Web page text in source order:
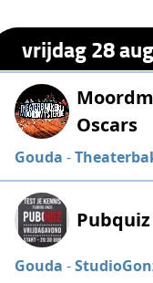
vrijdag 28
Oscars
Gouda -
Gouda -